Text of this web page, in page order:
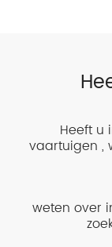
Heeft u
vaartuigen ,
weten over